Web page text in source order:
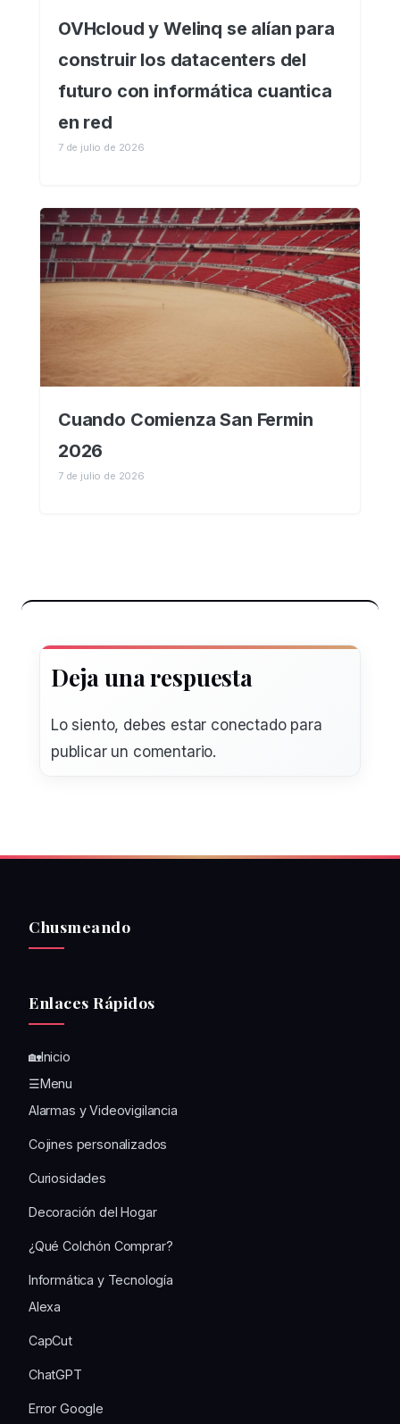
OVHcloud y Welinq se alían para
construir los datacenters del
futuro con informática cuantica
en red
7 de julio de 2026
Cuando Comienza San Fermin
2026
7 de julio de 2026
Deja una respuesta
Lo siento, debes estar conectadopara
publicar un comentario.
Chusmeando
Enlaces Rápidos
🏡Inicio
☰Menu
Alarmas y Videovigilancia
Cojines personalizados
Curiosidades
Decoración del Hogar
¿Qué Colchón Comprar?
Informática y Tecnología
Alexa
CapCut
ChatGPT
Error Google